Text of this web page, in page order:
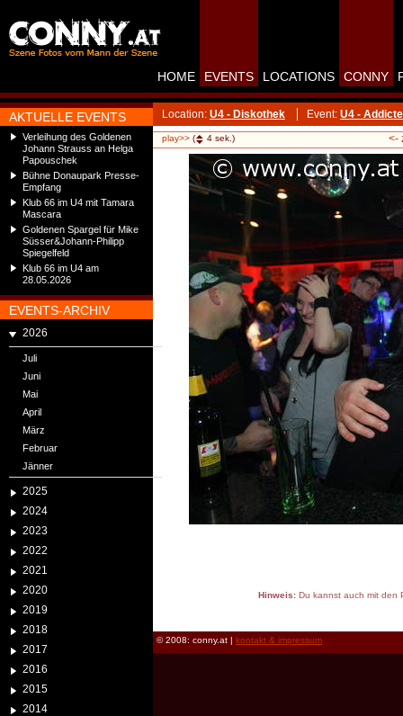
AKTUELLE EVENTS
Verleihung des Goldenen
Johann Strauss an Helga
Papouschek
Bühne Donaupark Presse-
Empfang
Klub 66 im U4 mit Tamara
Mascara
Goldenen Spargel für Mike
Süsser&Johann-Philipp
Spiegelfeld
Klub 66 im U4 am
28.05.2026
EVENTS-ARCHIV
2026
Juli
Juni
Mai
April
März
Februar
Jänner
2025
2024
2023
2022
2021
2020
2019
2018
2017
2016
2015
2014
HOME EVENTS LOCATIONS CONNY
Location: U4 - Diskothek Event: U4 -
play>> ( 4 sek.) <-
Hinweis:Du kannst auch mit den
© 2008: conny.at | kontakt & impressum